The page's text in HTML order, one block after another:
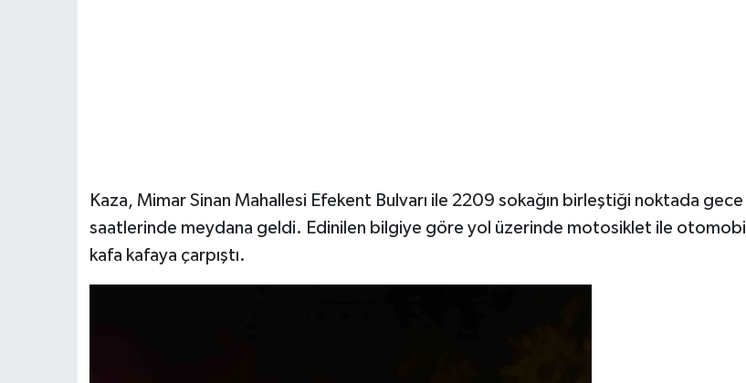
Kaza, Mimar Sinan Mahallesi Efekent Bulvarı ile 2209 sokağın birleştiği noktada gece
saatlerinde meydana geldi. Edinilen bilgiye göre yol üzerinde motosiklet ile otomobil
kafa kafaya çarpıştı.